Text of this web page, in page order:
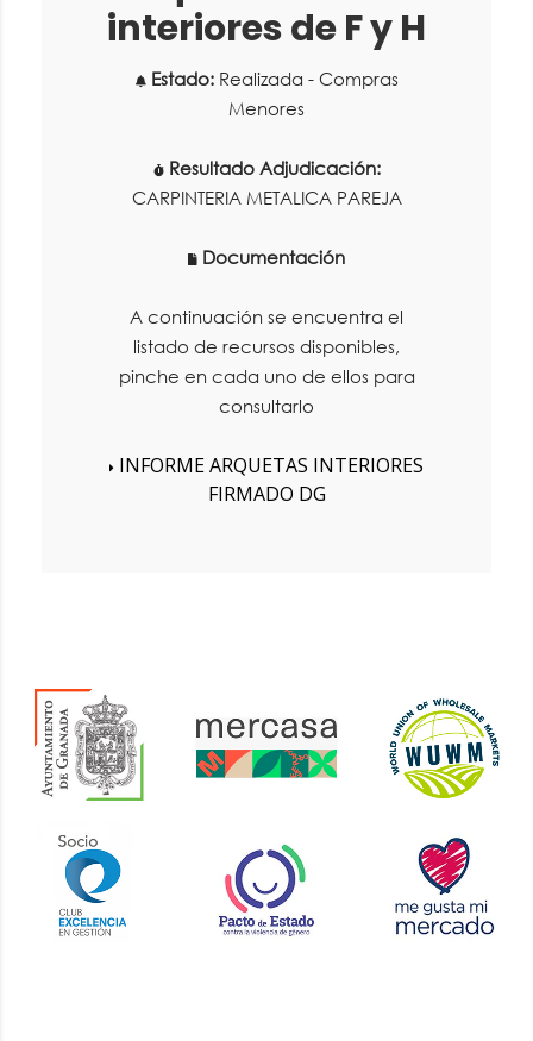
interiores de F y H
Estado: Realizada - Compras
Menores
Resultado Adjudicación:
CARPINTERIA METALICA PAREJA
Documentación
A continuación se encuentra el
listado de recursos disponibles,
pinche en cada uno de ellos para
consultarlo
INFORME ARQUETAS INTERIORES
FIRMADO DG